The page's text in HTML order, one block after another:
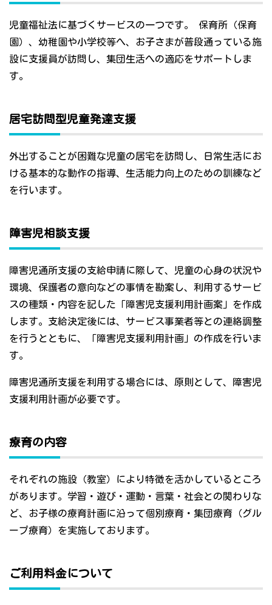
児童福祉法に基づくサービスの一つです。 保育所（保育
園）、幼稚園や小学校等へ、お子さまが普段通っている施
設に支援員が訪問し、集団生活への適応をサポートしま
す。
居宅訪問型児童発達支援
外出することが困難な児童の居宅を訪問し、日常生活にお
ける基本的な動作の指導、生活能力向上のための訓練など
を行います。
障害児相談支援
障害児通所支援の支給申請に際して、児童の心身の状況や
環境、保護者の意向などの事情を勘案し、利用するサービ
スの種類・内容を記した「障害児支援利用計画案」を作成
します。支給決定後には、サービス事業者等との連絡調整
を行うとともに、「障害児支援利用計画」の作成を行いま
す。
障害児通所支援を利用する場合には、原則として、障害児
支援利用計画が必要です。
療育の内容
それぞれの施設（教室）により特徴を活かしているところ
があります。学習・遊び・運動・言葉・社会との関わりな
ど、お子様の療育計画に沿って個別療育・集団療育（グル
ープ療育）を実施しております。
ご利用料金について